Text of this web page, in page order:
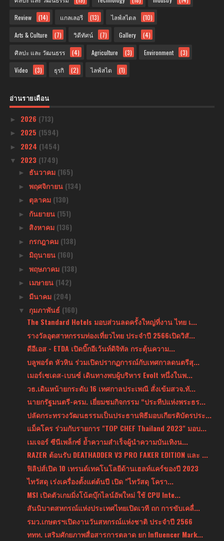
Review (14) แกลเลอรี (13) ไลฟ์สไตล (10)
Arts & Culture (7) วิดีทัศน์ (7) Gallery (4)
ศิลปะ และ วัฒนธรร (4) Agriculture (3) Environment (3)
Video (3) ธุรกิ (2) ไลฟ์สไต (1)
อ่านรายเดือน
► 2026 (713)
► 2025 (1594)
► 2024 (1454)
▼ 2023 (1749)
► ธันวาคม (165)
► พฤศจิกายน (134)
► ตุลาคม (130)
► กันยายน (151)
► สิงหาคม (136)
► กรกฎาคม (138)
► มิถุนายน (160)
► พฤษภาคม (138)
► เมษายน (142)
► มีนาคม (204)
▼ กุมภาพันธ์ (160)
The Standard Hotels มอบส่วนลดครั้งใหญ่ที่งาน ไทย เ...
รางวัลอุตสาหกรรมท่องเที่ยวไทย ประจำปี 2566เปิดวิสั...
ดีอีเอส - ETDA เปิดบิ๊กอีเว้นท์ดิจิทัล กระตุ้นความ...
บลูพอร์ต หัวหิน ร่วมเปิดปรากฏการณ์กับเทศกาลดนตรีสุ...
เมอร์เซเดส-เบนซ์ เดินทางพบผู้บริหาร Evolt หนึ่งในพ...
วธ.เดินหน้ายกระดับ 16 เทศกาลประเพณี สั่งเข้มสวจ.ทั...
นายกรัฐมนตรี-ครม. เยี่ยมชมกิจกรรม “ประทีปแห่งพระธร...
ปลัดกระทรวงวัฒนธรรมเป็นประธานพิธีมอบเกียรติบัตรประ...
แม็คโคร ร่วมกับรายการ "TOP CHEF Thailand 2023" มอบ...
เมเจอร์ ซีนีเพล็กซ์ ย้ำความสำเร็จผู้นำความบันเทิงน...
RAZER ต้อนรับ DEATHADDER V3 PRO FAKER EDITION และ ...
ฟิลิปส์เปิด 10 เทรนด์เทคโนโลยีด้านเฮลท์แคร์ของปี 2023
ไทวัสดุ เร่งเครื่องตั้งแต่ต้นปี เปิด "ไทวัสดุ โครา...
MSI เปิดตัวเกมมิ่งโน้ตบุ๊กไลน์อัพใหม่ ใช้ CPU Inte...
สันนิบาตสหกรณ์แห่งประเทศไทยเปิดเวที ถก การขับเคลื่...
รมว.เกษตรฯเปิดงานวันสหกรณ์แห่งชาติ ประจำปี 2566
ททท. เสริมศักยภาพสื่อสารการตลาด ยก Influencer Mark...